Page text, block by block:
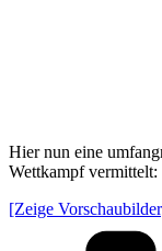
Hier nun eine
Wettkampf vermittelt:
[Zeige